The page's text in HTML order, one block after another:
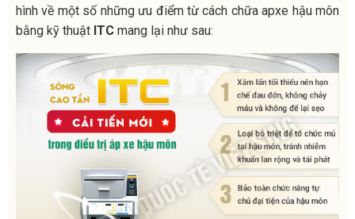
hình về một số những ưu điểm từ cách chữa apxe hậu môn
bằng kỹ thuật ITC mang lại như sau: